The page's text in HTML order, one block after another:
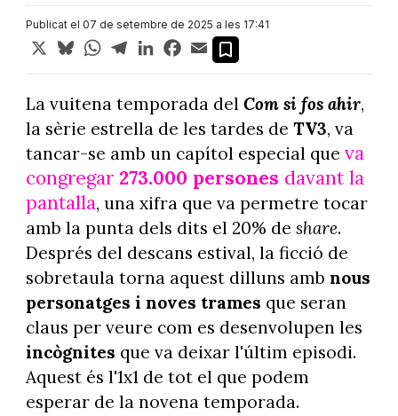
Publicat el 07 de setembre de 2025 a les 17:41
X BlueskyWhatsApp
TelegramLinkedInFacebook
Email
La vuitena temporada del Com si fos ahir,
la sèrie estrella de les tardes de TV3, va
tancar-se amb un capítol especial que va
congregar 273.000 persones davant la
pantalla, una xifra que va permetre tocar
amb la punta dels dits el 20% de share.
Després del descans estival, la ficció de
sobretaula torna aquest dilluns amb nous
personatges i noves trames que seran
claus per veure com es desenvolupen les
incògnites que va deixar l'últim episodi.
Aquest és l'1x1 de tot el que podem
esperar de la novena temporada.